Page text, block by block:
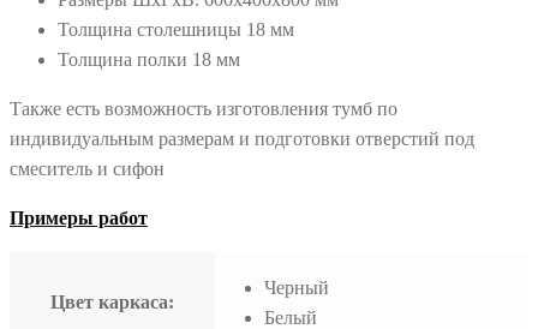
Толщина столешницы 18 мм
Толщина полки 18 мм
Также есть возможность изготовления тумб по
индивидуальным размерам и подготовки отверстий под
смеситель и сифон
Примеры работ
Цвет каркаса:
Черный
Белый